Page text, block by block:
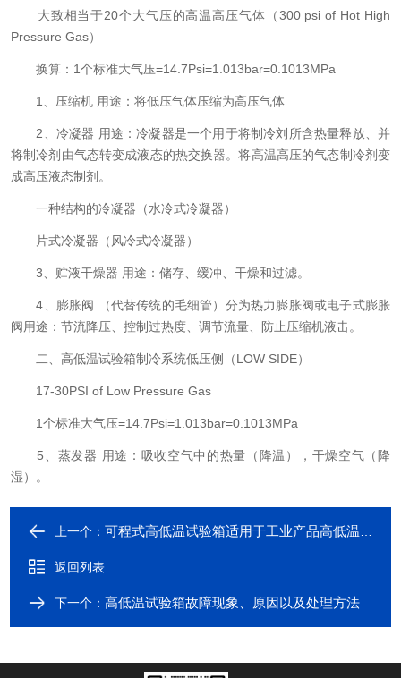
大致相当于20个大气压的高温高压气体（300 psi of Hot High
Pressure Gas）
换算：1个标准大气压=14.7Psi=1.013bar=0.1013MPa
1、压缩机 用途：将低压气体压缩为高压气体
2、冷凝器 用途：冷凝器是一个用于将制冷刘所含热量释放、并
将制冷剂由气态转变成液态的热交换器。将高温高压的气态制冷剂变
成高压液态制剂。
一种结构的冷凝器（水冷式冷凝器）
片式冷凝器（风冷式冷凝器）
3、贮液干燥器 用途：储存、缓冲、干燥和过滤。
4、膨胀阀 （代替传统的毛细管）分为热力膨胀阀或电子式膨胀
阀用途：节流降压、控制过热度、调节流量、防止压缩机液击。
二、高低温试验箱制冷系统低压侧（LOW SIDE）
17-30PSI of Low Pressure Gas
1个标准大气压=14.7Psi=1.013bar=0.1013MPa
5、蒸发器 用途：吸收空气中的热量（降温），干燥空气（降
湿）。
上一个：可程式高低温试验箱适用于工业产品高低温的可靠性试验
返回列表
下一个：高低温试验箱故障现象、原因以及处理方法